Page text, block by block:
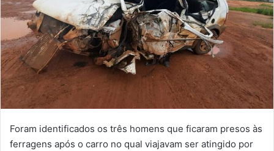
Foram identificados os três homens que ficaram presos às
ferragens após o carro no qual viajavam ser atingido por